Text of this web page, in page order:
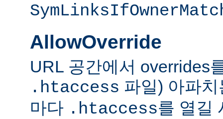
AllowOverride
URL 공간에서 overrides
.htaccess 파일) 아파
마다 .htaccess를 열길